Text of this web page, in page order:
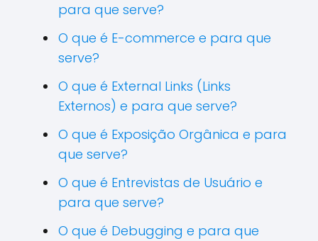
para que serve?
O que é E-commerce e para que
serve?
O que é External Links (Links
Externos) e para que serve?
O que é Exposição Orgânica e para
que serve?
O que é Entrevistas de Usuário e
para que serve?
O que é Debugging e para que